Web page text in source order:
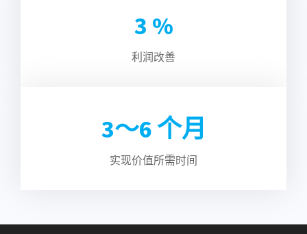
3 %
利润改善
3～6个月
实现价值所需时间